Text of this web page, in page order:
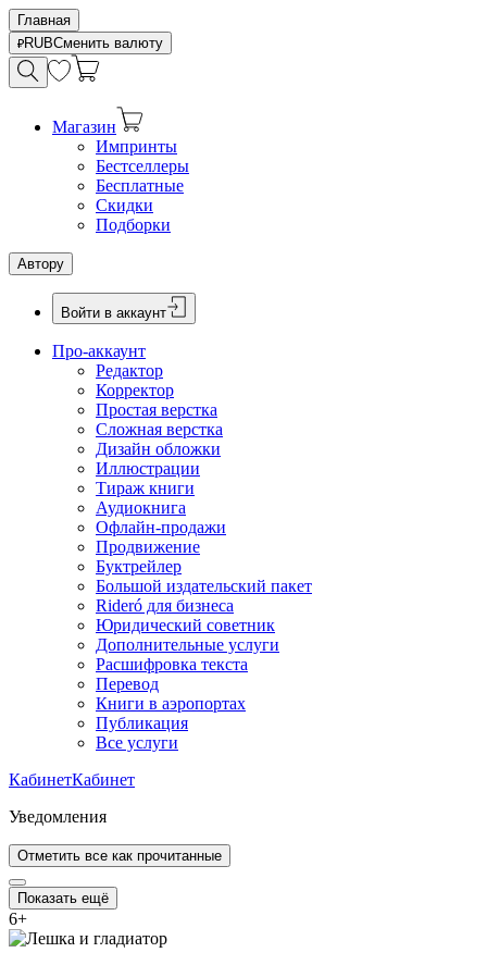
Главная
RUBСменить валюту
Магазин
Импринты
Бестселлеры
Бесплатные
Скидки
Подборки
Автору
Войти в аккаунт
Про-аккаунт
Редактор
Корректор
Простая верстка
Сложная верстка
Дизайн обложки
Иллюстрации
Тираж книги
Аудиокнига
Офлайн-продажи
Продвижение
Буктрейлер
Большой издательский пакет
Rideró для бизнеса
Юридический советник
Дополнительные услуги
Расшифровка текста
Перевод
Книги в аэропортах
Публикация
Все услуги
КабинетКабинет
Уведомления
Отметить все как прочитанные
Показать ещё
6+